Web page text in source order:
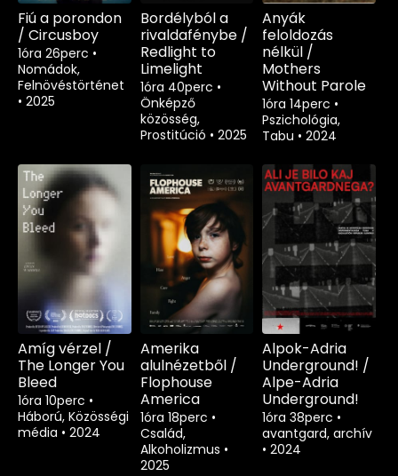
Fiú a porondon
/ Circusboy
1óra 26perc •
Nomádok,
Felnövéstörténet
• 2025
Bordélyból a
rivaldafénybe /
Redlight to
Limelight
1óra 40perc •
Önképző
közösség,
Prostitúció • 2025
Anyák
feloldozás
nélkül /
Mothers
Without Parole
1óra 14perc •
Pszichológia,
Tabu • 2024
Amíg vérzel /
The Longer You
Bleed
1óra 10perc •
Háború, Közösségi
média • 2024
Amerika
alulnézetből /
Flophouse
America
1óra 18perc •
Család,
Alkoholizmus •
2025
Alpok-Adria
Underground! /
Alpe-Adria
Underground!
1óra 38perc •
avantgard, archív
• 2024